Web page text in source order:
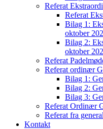
Referat
Referat
Bilag 1:
oktober
Bilag 2:
oktober
Referat
Referat ordinær
Bilag 1:
Bilag 2:
Bilag 3:
Referat Ordinær
Referat fra
Kontakt